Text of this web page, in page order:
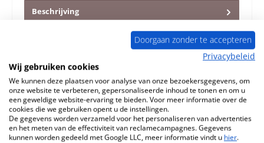
Beschrijving
Justus Austin 5 De structuur en de kleur van dit artikel
Informatie over productveiligheid
Doorgaan zonder te accepteren
Privacybeleid
Wij gebruiken cookies
We kunnen deze plaatsen voor analyse van onze bezoekersgegevens, om
onze website te verbeteren, gepersonaliseerde inhoud te tonen en om u
een geweldige website-ervaring te bieden. Voor meer informatie over de
cookies die we gebruiken opent u de instellingen.
De gegevens worden verzameld voor het personaliseren van advertenties
en het meten van de effectiviteit van reclamecampagnes. Gegevens
kunnen worden gedeeld met Google LLC, meer informatie vindt u hier.